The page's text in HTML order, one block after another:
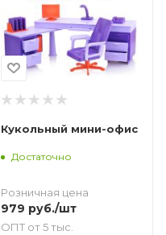
Кукольный мини-офис
Достаточно
Розничная цена
979 руб./шт
ОПТ от 5 тыс.